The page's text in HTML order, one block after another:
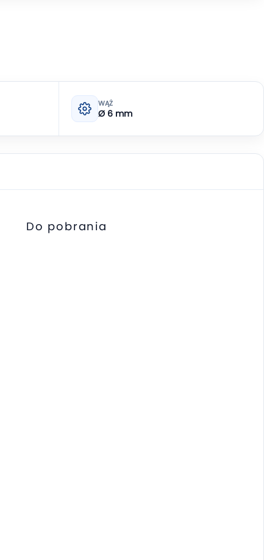
WĄŻ
Ø 6 mm
Do pobrania